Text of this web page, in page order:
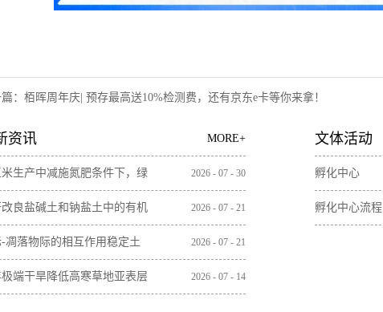
： 栢晖周年庆| 预存最高送10%检测费，还有京东e卡等你来拿！
资讯 MORE+
生产中减施氮肥条件下，绿
增加土壤微生物残体和木质
2026 - 07 - 30
良盐碱土和钠盐土中的有机
碳损失
2026 - 07 - 21
凋落物际的相互作用稳定土
决于植物凋落物的特性
2026 - 07 - 21
端干旱降低高寒草地亚表层 2026 - 07 - 14
文体活动
孵化中心
孵化中心流程